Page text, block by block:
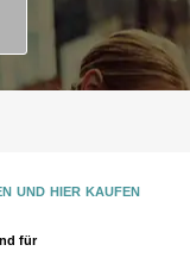
und hier kaufen
für